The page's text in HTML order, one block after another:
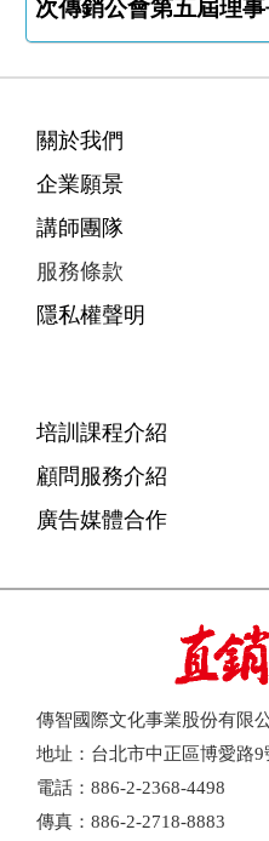
次傳銷公會第五屆理
關於我們
企業願景
講師團隊
服務條款
隱私權聲明
培訓課程介紹
顧問服務介紹
廣告媒體合作
傳智國際文化事業股份有限
地址：台北市中正區博愛路9
電話：886-2-2368-4498
傳真：886-2-2718-8883